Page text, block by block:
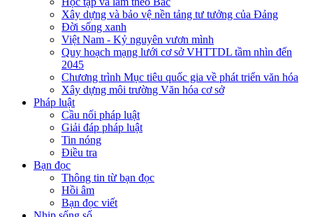
Xây dựng và bảo vệ nền tảng tư tưởng của Đảng
Đời sống xanh
Việt Nam - Kỷ nguyên vươn mình
Quy hoạch mạng lưới cơ sở VHTTDL tầm nhìn đến
2045
Chương trình Mục tiêu quốc gia về phát triển văn hóa
Xây dựng môi trường Văn hóa cơ sở
Pháp luật
Cầu nối pháp luật
Giải đáp pháp luật
Tin nóng
Điều tra
Bạn đọc
Thông tin từ bạn đọc
Hồi âm
Bạn đọc viết